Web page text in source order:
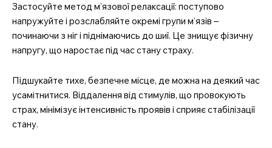
Застосуйте метод м’язової релаксації: поступово
напружуйте і розслабляйте окремі групи м’язів –
починаючи з ніг і піднімаючись до шиї. Це знищує фізичну
напругу, що наростає під час стану страху.
Підшукайте тихе, безпечне місце, де можна на деякий час
усамітнитися. Віддалення від стимулів, що провокують
страх, мінімізує інтенсивність проявів і сприяє стабілізації
стану.